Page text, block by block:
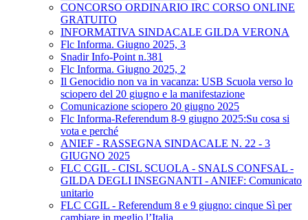
CONCORSO ORDINARIO IRC CORSO ONLINE
GRATUITO
INFORMATIVA SINDACALE GILDA VERONA
Flc Informa. Giugno 2025, 3
Snadir Info-Point n.381
Flc Informa. Giugno 2025, 2
Il Genocidio non va in vacanza: USB Scuola verso lo
sciopero del 20 giugno e la manifestazione
Comunicazione sciopero 20 giugno 2025
Flc Informa-Referendum 8-9 giugno 2025:Su cosa si
vota e perché
ANIEF - RASSEGNA SINDACALE N. 22 - 3
GIUGNO 2025
FLC CGIL - CISL SCUOLA - SNALS CONFSAL -
GILDA DEGLI INSEGNANTI - ANIEF: Comunicato
unitario
FLC CGIL - Referendum 8 e 9 giugno: cinque Sì per